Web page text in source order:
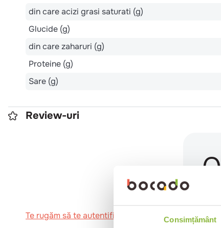
Consimțământ
din care acizi grasi saturati (g)
Glucide (g)
din care zaharuri (g)
Proteine (g)
Sare (g)
Review-uri
0
Te rugăm să te autentifici pentru a scrie o recenzie.